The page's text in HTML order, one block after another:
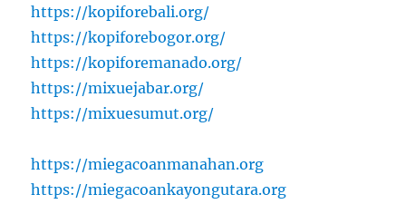
https://kopiforebali.org/
https://kopiforebogor.org/
https://kopiforemanado.org/
https://mixuejabar.org/
https://mixuesumut.org/
https://miegacoanmanahan.org
https://miegacoankayongutara.org